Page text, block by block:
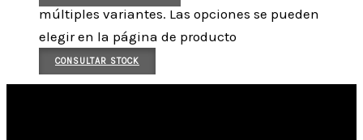
múltiples variantes. Las opciones se pueden
elegir en la página de producto
CONSULTAR STOCK